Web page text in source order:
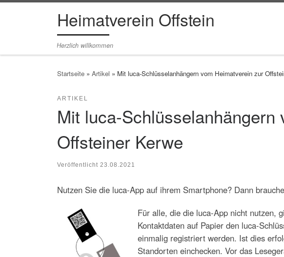
Zum Inhalt springenHeimatverein Offstein
Herzlich willkommen
Startseite » Artikel » Mit luca-Schlüsselanhängern vom Heimatverein zur
ARTIKEL
Mit luca-
Offsteiner Kerwe
Veröffentlicht 23.08.2021
Nutzen Sie die luca-App auf ihrem Smartphone? Dann
Für alle, die die luca-App nicht nutzen,
Kontaktdaten auf Papier den luca-
einmalig registriert werden. Ist dies
Standorten einchecken. Vor das